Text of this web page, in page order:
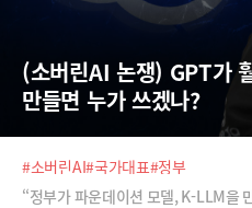
(소버린AI 논쟁) GPT가
만들면 누가 쓰겠나?
#소버린AI#국가대표#정부
“정부가 파운데이션 모델, K-LLM을